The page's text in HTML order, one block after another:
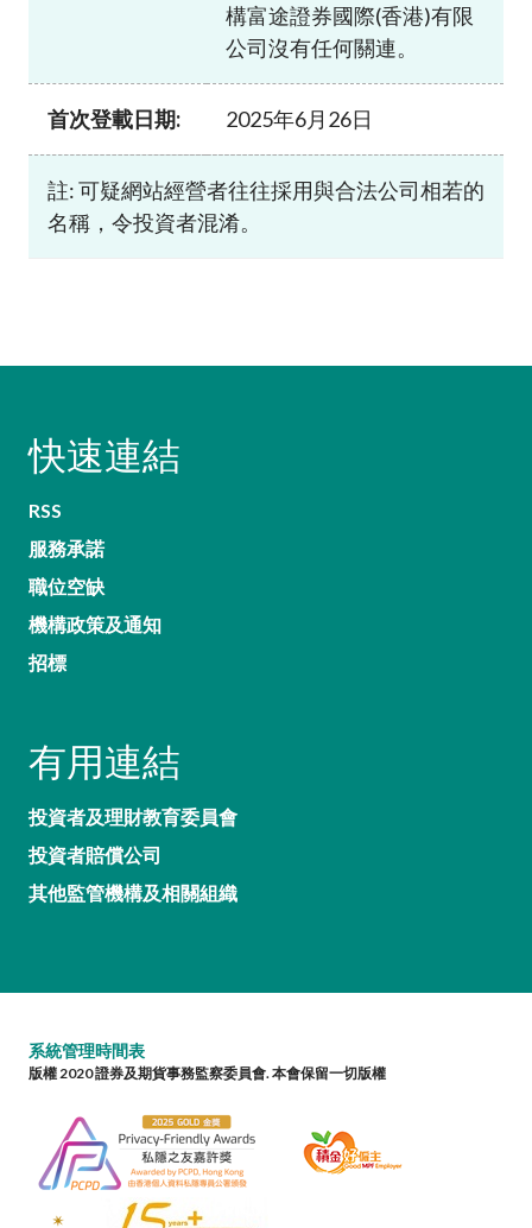
構富途證券國際(香港)有限
公司沒有任何關連。
首次登載日期: 2025年6月26日
註: 可疑網站經營者往往採用與合法公司相若的
名稱，令投資者混淆。
快速連結
RSS
服務承諾
職位空缺
機構政策及通知
招標
有用連結
投資者及理財教育委員會
投資者賠償公司
其他監管機構及相關組織
系統管理時間表
版權 2020 證券及期貨事務監察委員會. 本會保留一切版權